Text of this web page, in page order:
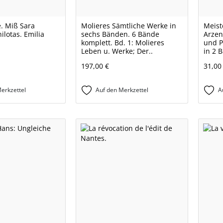
Miß Sara
Emilia
Molieres Sämtliche Werke in
sechs Bänden. 6 Bände
komplett. Bd. 1: Molieres
Leben u. Werke; Der..
197,00 €
Auf den Merkzettel
und
in 2